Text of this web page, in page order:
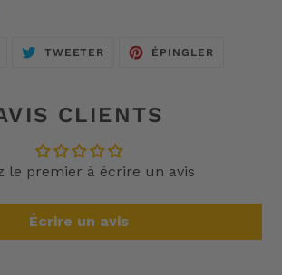
TWEETER TWEETERÉPINGLER
CLIENTS
le premier à écrire un avis
Écrire un avis